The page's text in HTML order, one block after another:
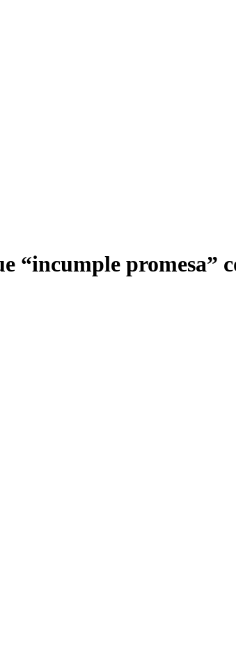
“incumple promesa”